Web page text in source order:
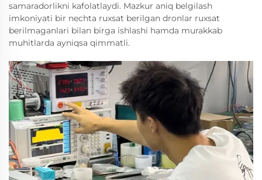
samaradorlikni kafolatlaydi. Mazkur aniq belgilash
imkoniyati bir nechta ruxsat berilgan dronlar ruxsat
berilmaganlari bilan birga ishlashi hamda murakkab
muhitlarda ayniqsa qimmatli.